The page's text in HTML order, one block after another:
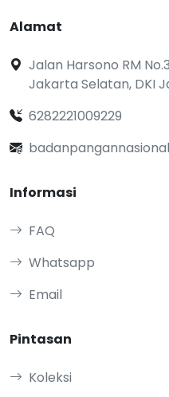
Alamat
Jalan Harsono RM
Jakarta Selatan, DKI
6282221009229
Informasi
FAQ
Whatsapp
Email
Pintasan
Koleksi